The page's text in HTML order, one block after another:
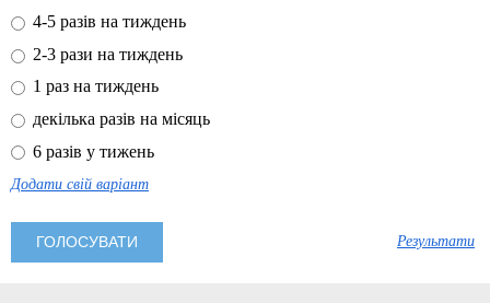
4-5 разів на тиждень
2-3 рази на тиждень
1 раз на тиждень
декілька разів на місяць
6 разів у тижень
Додати свій варіант
Результати